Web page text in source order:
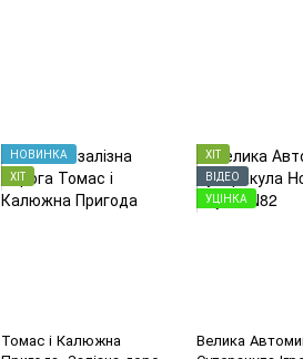
НОВИНКА
ХІТ
Томас і Калюжна
ХІТ
ВІДЕО
УЦІНКА
Велика